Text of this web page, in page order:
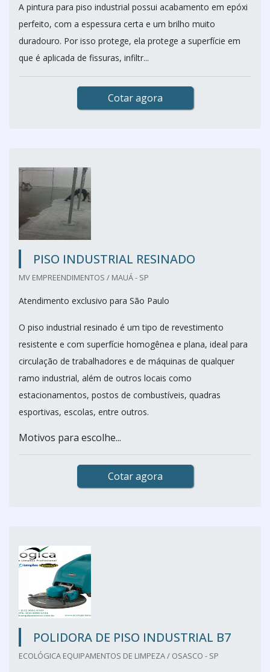
A pintura para piso industrial possui acabamento em epóxi
perfeito, com a espessura certa e um brilho muito
duradouro. Por isso protege, ela protege a superfície em
que é aplicada de fissuras, infiltr...
Cotar agora
PISO INDUSTRIAL RESINADO
MV EMPREENDIMENTOS / MAUÁ - SP
Atendimento exclusivo para São Paulo
O piso industrial resinado é um tipo de revestimento
resistente e com superfície homogênea e plana, ideal para
circulação de trabalhadores e de máquinas de qualquer
ramo industrial, além de outros locais como
estacionamentos, postos de combustíveis, quadras
esportivas, escolas, entre outros.
Motivos para escolhe...
Cotar agora
POLIDORA DE PISO INDUSTRIAL B7
ECOLÓGICA EQUIPAMENTOS DE LIMPEZA / OSASCO - SP